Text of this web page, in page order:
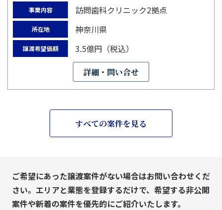
事業内容 訪問歯科クリニック2拠点
所在地 神奈川県
譲渡希望価額 3.5億円（税込）
詳細・問い合せ
すべての案件を見る
ご希望にあった譲渡案件がない場合はお問い合わせくだ
さい。エリアと業態を登録するだけで、希望する非公開
案件や新着の案件を優先的にご紹介いたします。